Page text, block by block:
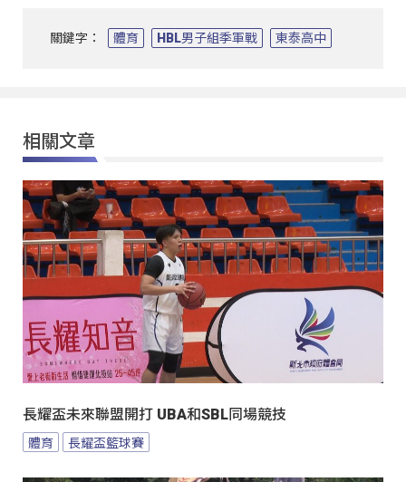
關鍵字： 體育 HBL男子組季軍戰 東泰高中
相關文章
長耀盃未來聯盟開打 UBA和SBL同場競技
體育 長耀盃籃球賽